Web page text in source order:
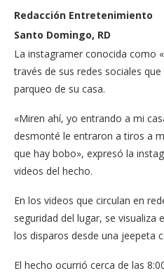
Redacción Entretenimiento
Santo Domingo, RD
La instagramer conocida como
través de sus redes sociales
parqueo de su casa.
«Miren ahí, yo entrando a mi
desmonté le entraron a tiros a
que hay bobo», expresó la
videos del hecho.
En los videos que circulan en
seguridad del lugar, se visualiza
los disparos desde una jeepeta
El hecho ocurrió cerca de las